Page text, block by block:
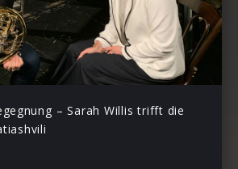
– Sarah Willis trifft die